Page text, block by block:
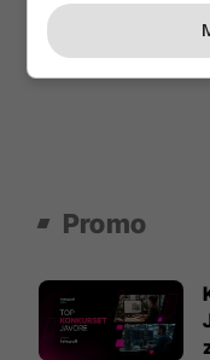
Promo